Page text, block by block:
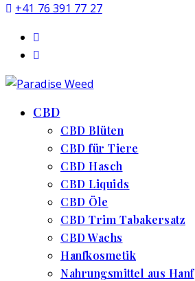
+41 76 391 77 27
CBD
CBD Blüten
CBD für Tiere
CBD Hasch
CBD Liquids
CBD Öle
CBD Trim Tabakersatz
CBD Wachs
Hanfkosmetik
Nahrungsmittel aus Hanf